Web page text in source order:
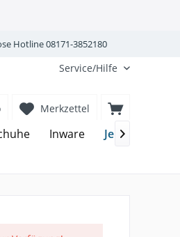
Hotline 08171-3852180
Service/Hilfe
Merkzettel
Inware JellyCat
